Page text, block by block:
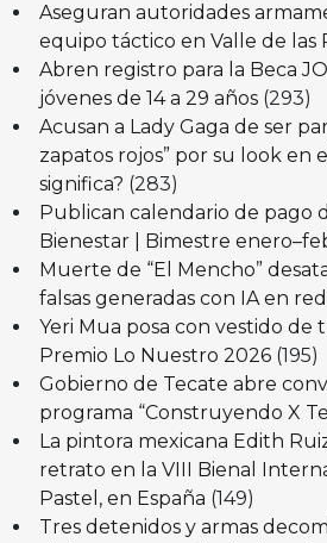
Aseguran autoridades
equipo táctico en Valle de las
Abren registro para la Beca
jóvenes de 14 a 29 años (293)
Acusan a Lady Gaga de ser
zapatos rojos” por su look en
significa? (283)
Publican calendario de pago
Bienestar | Bimestre
Muerte de “El Mencho”
falsas generadas con IA en
Yeri Mua posa con vestido de
Premio Lo Nuestro 2026 (195)
Gobierno de Tecate abre
programa “Construyendo X
La pintora mexicana Edith
retrato en la VIII Bienal
Pastel, en España (149)
Tres detenidos y armas